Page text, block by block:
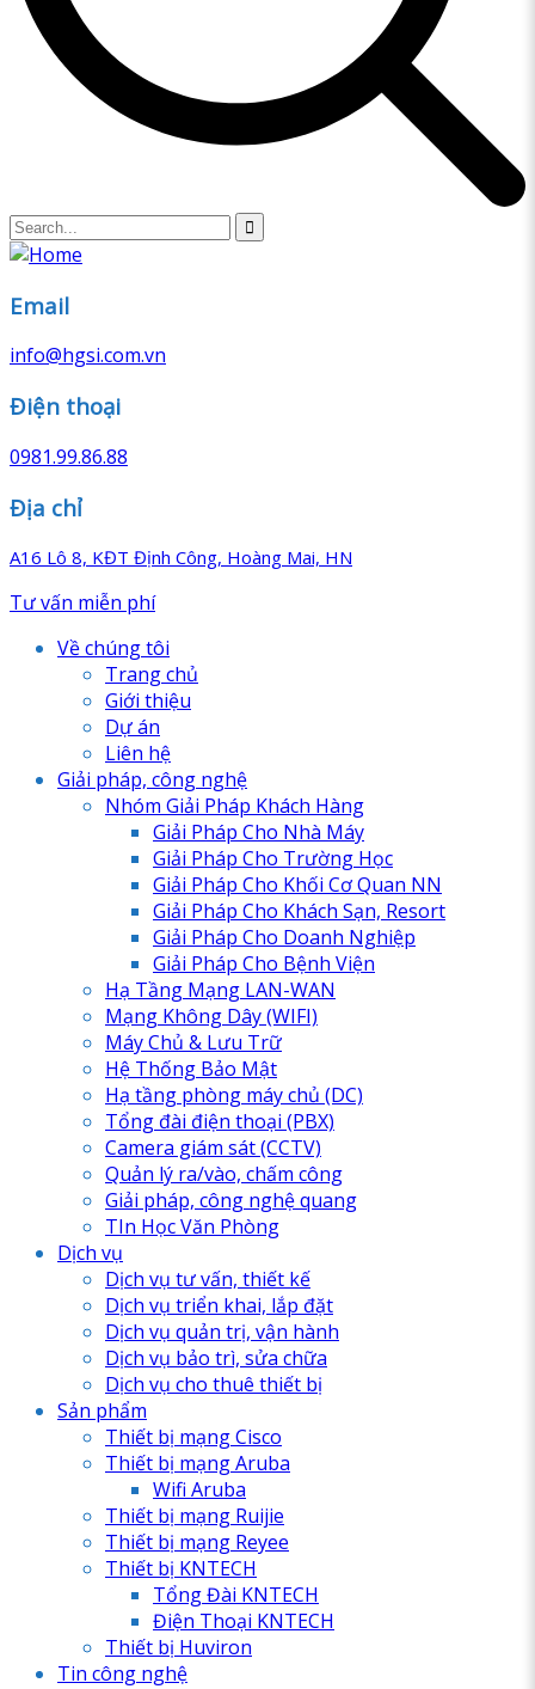
Email
info@hgsi.com.vn
Điện thoại
0981.99.86.88
Địa chỉ
A16 Lô 8, KĐT Định Công, Hoàng Mai, HN
Tư vấn miễn phí
Về chúng tôi
Trang chủ
Giới thiệu
Dự án
Liên hệ
Giải pháp, công nghệ
Nhóm Giải Pháp Khách Hàng
Giải Pháp Cho Nhà Máy
Giải Pháp Cho Trường Học
Giải Pháp Cho Khối Cơ Quan NN
Giải Pháp Cho Khách Sạn, Resort
Giải Pháp Cho Doanh Nghiệp
Giải Pháp Cho Bệnh Viện
Hạ Tầng Mạng LAN-WAN
Mạng Không Dây (WIFI)
Máy Chủ & Lưu Trữ
Hệ Thống Bảo Mật
Hạ tầng phòng máy chủ (DC)
Tổng đài điện thoại (PBX)
Camera giám sát (CCTV)
Quản lý ra/vào, chấm công
Giải pháp, công nghệ quang
TIn Học Văn Phòng
Dịch vụ
Dịch vụ tư vấn, thiết kế
Dịch vụ triển khai, lắp đặt
Dịch vụ quản trị, vận hành
Dịch vụ bảo trì, sửa chữa
Dịch vụ cho thuê thiết bị
Sản phẩm
Thiết bị mạng Cisco
Thiết bị mạng Aruba
Wifi Aruba
Thiết bị mạng Ruijie
Thiết bị mạng Reyee
Thiết bị KNTECH
Tổng Đài KNTECH
Điện Thoại KNTECH
Thiết bị Huviron
Tin công nghệ